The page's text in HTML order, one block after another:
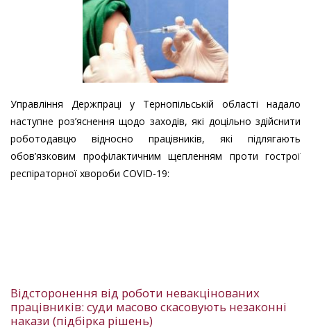
Управління Держпраці у Тернопільській області надало
наступне роз’яснення щодо заходів, які доцільно здійснити
роботодавцю відносно працівників, які підлягають
обов’язковим профілактичним щепленням проти гострої
респіраторної хвороби COVID-19:
Відсторонення від роботи невакцінованих
працівників: суди масово скасовують незаконні
накази (підбірка рішень)